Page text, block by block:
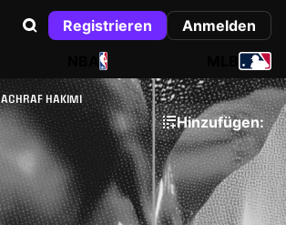
Registrieren
Anmelden
NBA
ACHRAF HAKIMI
Hinzufügen: